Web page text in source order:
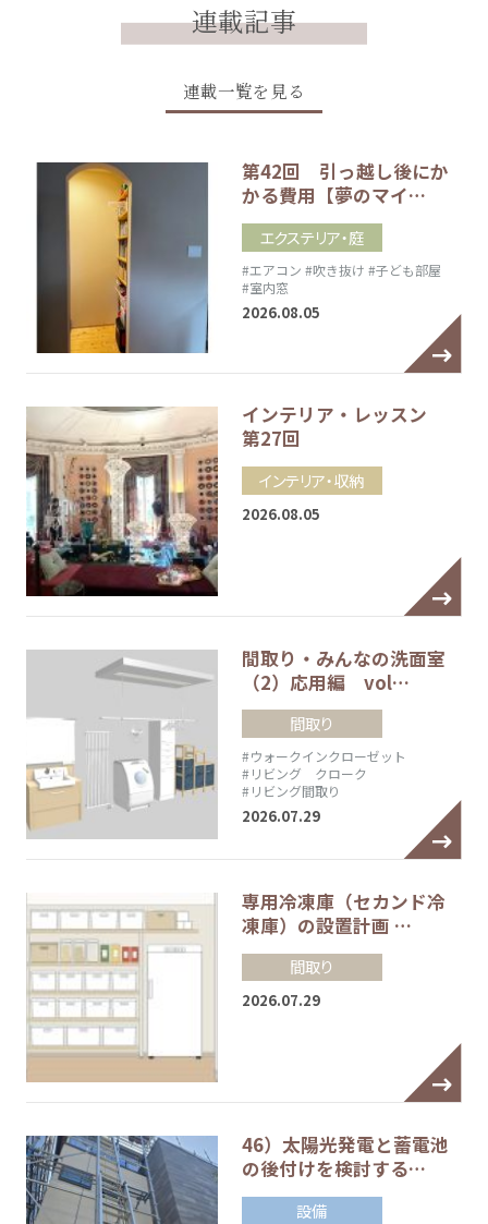
連載記事
連載一覧を見る
第42回 引っ越し後にか
かる費用【夢のマイ…
エクステリア・庭
#エアコン #吹き抜け #子ども部屋
#室内窓
2026.08.05
インテリア・レッスン
第27回
インテリア・収納
2026.08.05
間取り・みんなの洗面室
（2）応用編 vol…
間取り
#ウォークインクローゼット
#リビング クローク
#リビング間取り
2026.07.29
専用冷凍庫（セカンド冷
凍庫）の設置計画 …
間取り
2026.07.29
46）太陽光発電と蓄電池
の後付けを検討する…
設備